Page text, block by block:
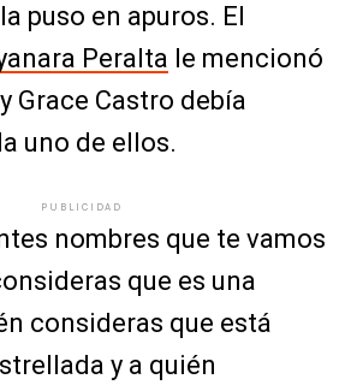
puso en apuros. El
Peralta le mencionó
Grace Castro debía
uno de ellos.
PUBLICIDAD
nombres que te vamos
que es una
consideras que está
y a quién